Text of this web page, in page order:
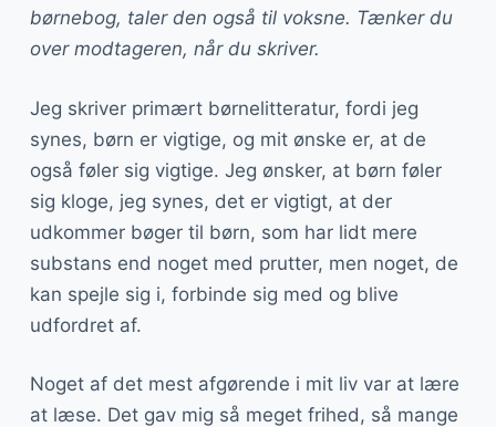
børnebog, taler den også til voksne. Tænker du
over modtageren, når du skriver.
Jeg skriver primært børnelitteratur, fordi jeg
synes, børn er vigtige, og mit ønske er, at de
også føler sig vigtige. Jeg ønsker, at børn føler
sig kloge, jeg synes, det er vigtigt, at der
udkommer bøger til børn, som har lidt mere
substans end noget med prutter, men noget, de
kan spejle sig i, forbinde sig med og blive
udfordret af.
Noget af det mest afgørende i mit liv var at lære
at læse. Det gav mig så meget frihed, så mange